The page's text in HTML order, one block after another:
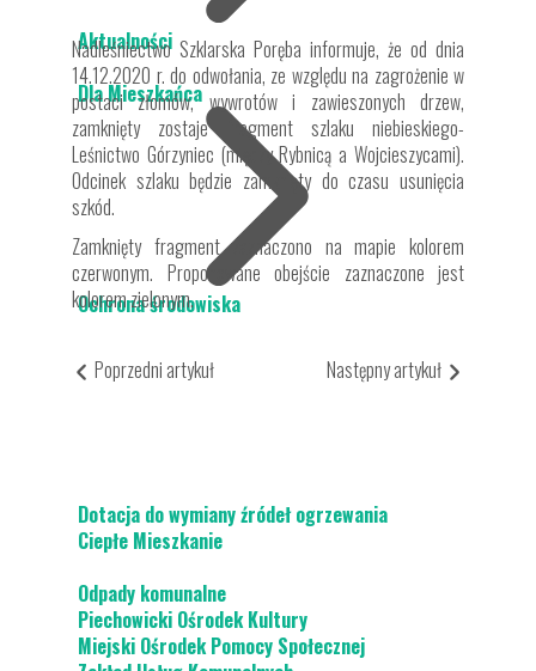
Aktualności
Dla Mieszkańca
Ochrona środowiska
Dotacja do wymiany źródeł ogrzewania
Ciepłe Mieszkanie
Odpady komunalne
Piechowicki Ośrodek Kultury
Miejski Ośrodek Pomocy Społecznej
Nadleśniectwo Szklarska Poręba informuje, że od dnia
14.12.2020 r. do odwołania, ze względu na zagrożenie w
postaci złomów, wywrotów i zawieszonych drzew,
zamknięty zostaje fragment szlaku niebieskiego-
Leśnictwo Górzyniec (między Rybnicą a Wojcieszycami).
Odcinek szlaku będzie zamknięty do czasu usunięcia
szkód.
Zamknięty fragment zaznaczono na mapie kolorem
czerwonym. Proponowane obejście zaznaczone jest
kolorem zielonym.
Poprzedni artykuł Następny artykuł